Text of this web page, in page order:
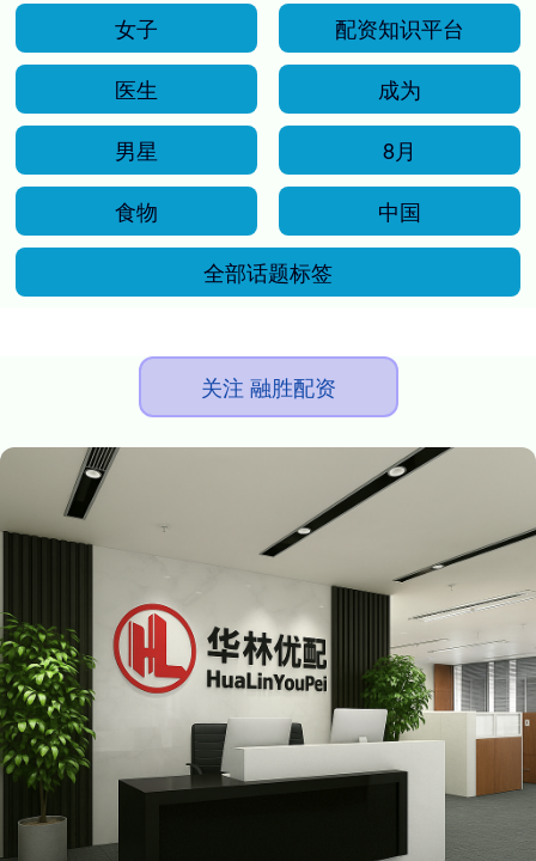
女子
配资知识平台
医生
成为
男星
8月
食物
中国
全部话题标签
关注 融胜配资